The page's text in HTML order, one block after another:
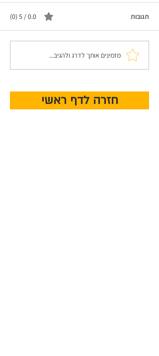
תגובות 0.0 / 5 ‏(0)
מזמינים אותך לדרג ולהגיב...
חזרה לדף ראשי